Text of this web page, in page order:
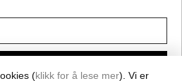
(klikk for å lese mer). Vi er